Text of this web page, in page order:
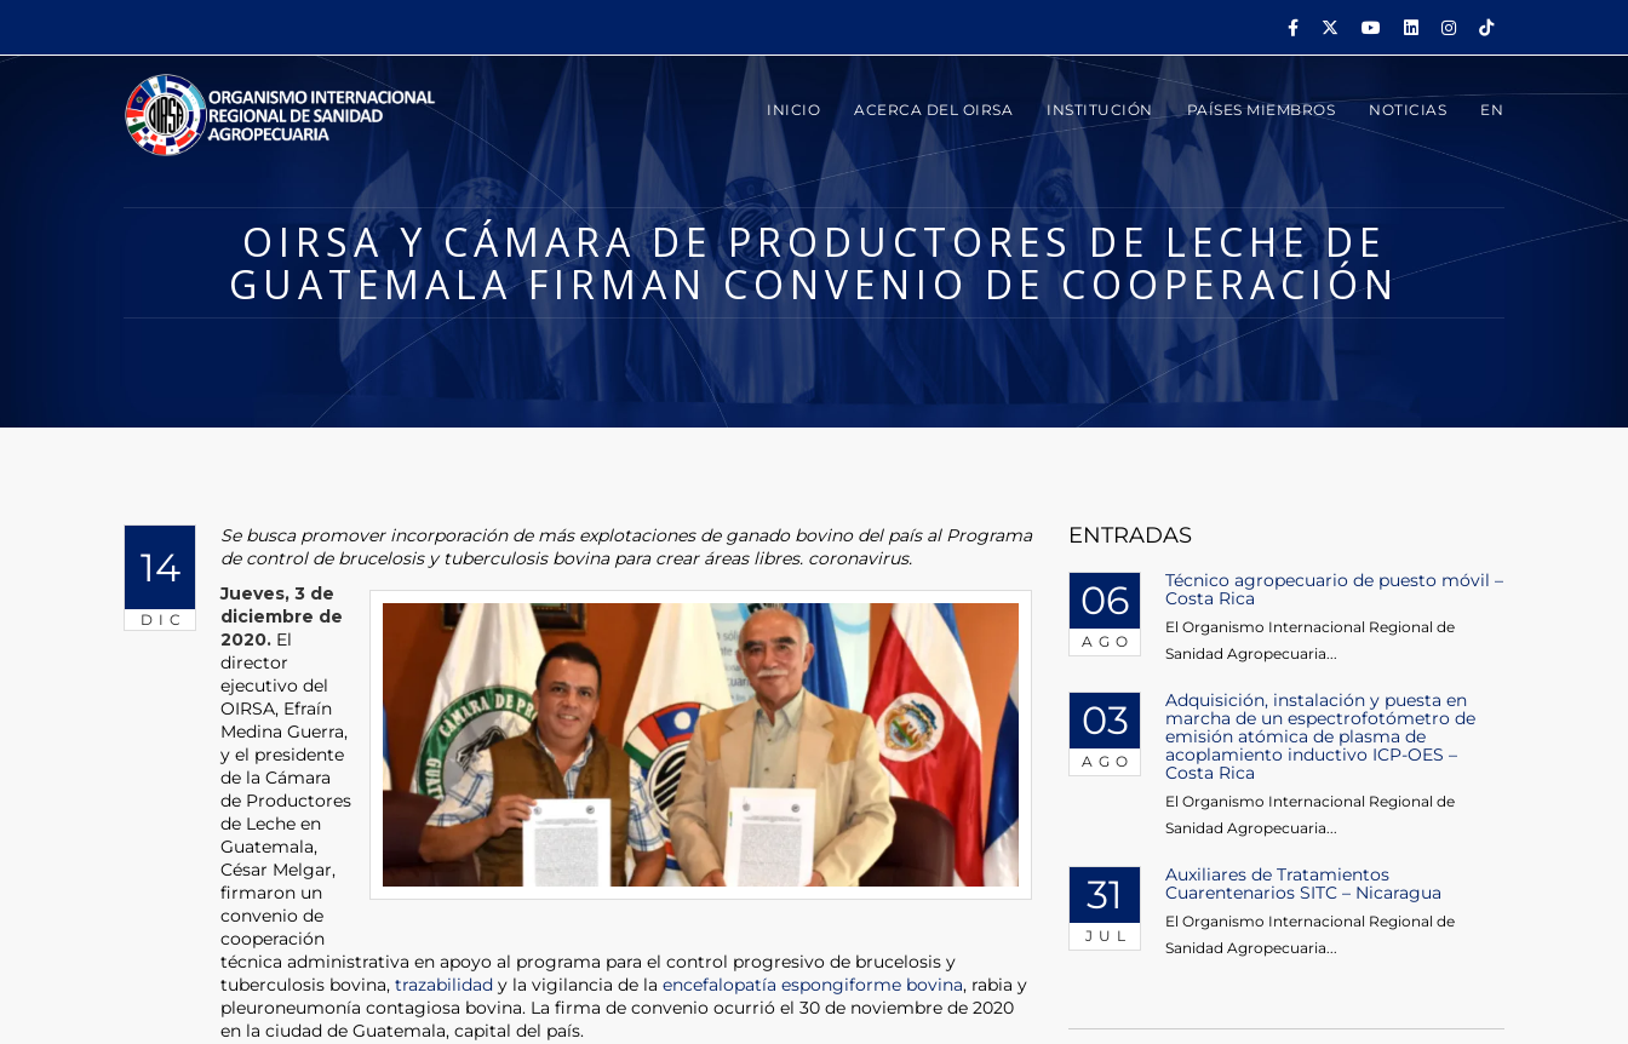
INICIO ACERCA DEL OIRSA INSTITUCIÓN PAÍSES MIEMBROS NOTICIAS EN
OIRSA Y CÁMARA DE PRODUCTORES DE LECHE DE
GUATEMALA FIRMAN CONVENIO DE COOPERACIÓN
14
DIC
Se busca promover incorporación de más explotaciones de ganado bovino del país al Programa
de control de brucelosis y tuberculosis bovina para crear áreas libres. coronavirus.
Jueves, 3 de
diciembre de
2020. El
director
ejecutivo del
OIRSA, Efraín
Medina Guerra,
y el presidente
de la Cámara
de Productores
de Leche en
Guatemala,
César Melgar,
firmaron un
convenio de
cooperación
técnica administrativa en apoyo al programa para el control progresivo de brucelosis y
tuberculosis bovina, trazabilidad y la vigilancia de la encefalopatía espongiforme bovina, rabia y
pleuroneumonía contagiosa bovina. La firma de convenio ocurrió el 30 de noviembre de 2020
en la ciudad de Guatemala, capital del país.
ENTRADAS
06
AGO
Técnico agropecuario de puesto móvil –
Costa Rica
El Organismo Internacional Regional de
Sanidad Agropecuaria...
03
AGO
Adquisición, instalación y puesta en
marcha de un espectrofotómetro de
emisión atómica de plasma de
acoplamiento inductivo ICP-OES –
Costa Rica
El Organismo Internacional Regional de
Sanidad Agropecuaria...
31
JUL
Auxiliares de Tratamientos
Cuarentenarios SITC – Nicaragua
El Organismo Internacional Regional de
Sanidad Agropecuaria...